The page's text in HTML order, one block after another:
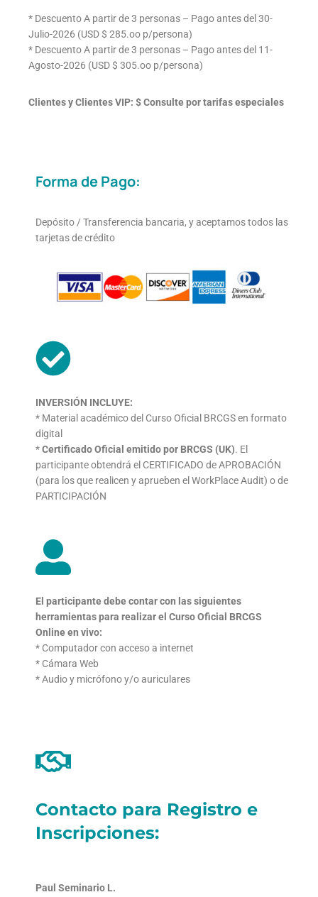
* Descuento A partir de 3 personas – Pago antes del 30-
Julio-2026 (USD $ 285.oo p/persona)
* Descuento A partir de 3 personas – Pago antes del 11-
Agosto-2026 (USD $ 305.oo p/persona)
Clientes y Clientes VIP: $ Consulte por tarifas especiales
Forma de Pago:
Depósito / Transferencia bancaria, y aceptamos todos las
tarjetas de crédito
INVERSIÓN INCLUYE:
* Material académico del Curso Oficial BRCGS en formato
digital
*Certificado Oficial emitido por BRCGS (UK). El
participanteobtendrá el CERTIFICADO de APROBACIÓN
(para los que realicen y aprueben el WorkPlace Audit) o de
PARTICIPACIÓN
El participante debe contar con las siguientes
herramientaspara realizar el Curso Oficial BRCGS
Online en vivo:
* Computador con acceso a internet
* Cámara Web
* Audio y micrófono y/o auriculares
Contacto para Registro e
Inscripciones:
Paul Seminario L.